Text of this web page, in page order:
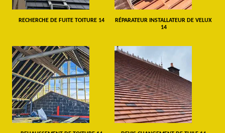
RECHERCHE DE FUITE TOITURE 14
RÉPARATEUR INSTALLATEUR DE VELUX
14